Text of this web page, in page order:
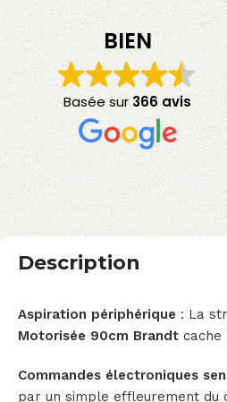
BIEN
Basée sur 366 avis
Description
Aspiration périphérique : La
Motorisée 90cm Brandt cache
Commandes électroniques
par un simple effleurement du